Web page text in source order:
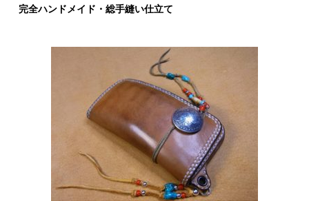
完全ハンドメイド・総手縫い仕立て